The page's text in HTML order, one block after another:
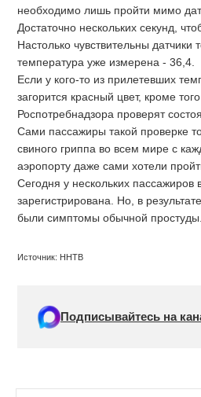
необходимо лишь пройти мимо
Достаточно нескольких секунд,
Настолько чувствительны
температура уже измерена - 36,4.
Если у кого-то из прилетевших
загорится красный цвет, кроме
Роспотребнадзора проверят
Сами пассажиры такой проверке
свиного гриппа во всем мире с
аэропорту даже сами хотели
Сегодня у нескольких
зарегистрирована. Но, в
были симптомы обычной простуды.
Источник: ННТВ
Подписывайтесь на